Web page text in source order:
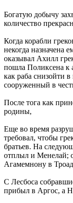
Богатую добычу
количество
Когда корабли
некогда назначена
оказывал Ахилл
пошла Поликсена к
как раба снизойти
сооруженный в
После тога как
родины,
Еще во время
требовал, чтобы
братьев. На
отплыл и Менелай;
Агамемнону в
С Лесбоса
прибыл в Аргос, а